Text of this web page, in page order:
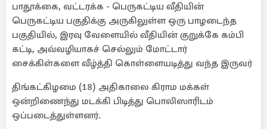
பாதூக்கை, வட்டரக்க - பெருகட்டிய வீதியின்
பெருகட்டிய பகுதிக்கு அருகிலுள்ள ஒரு பாழடைந்த
பகுதியில், இரவு வேளையில் வீதியின் குறுக்கே கம்பி
கட்டி, அவ்வழியாகச் செல்லும் மோட்டார்
சைக்கிள்களை வீழ்த்தி கொள்ளையடித்து வந்த இருவர்
திங்கட்கிழமை (18) அதிகாலை கிராம மக்கள்
ஒன்றிணைந்து மடக்கி பிடித்து பொலிஸாரிடம்
ஒப்படைத்துள்ளனர்.